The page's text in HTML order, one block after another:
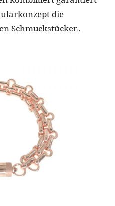
die
Schmuckstücken.